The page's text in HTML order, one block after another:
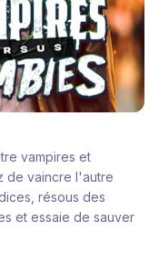
vampires et
de vaincre l'autre
résous des
et essaie de sauver